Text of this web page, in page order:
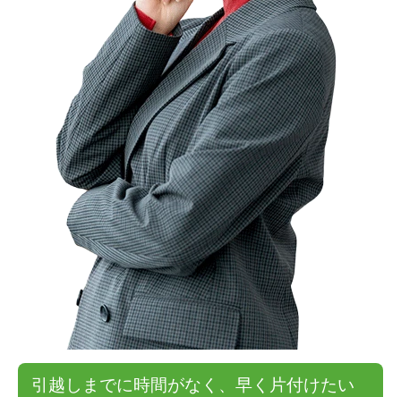
引越しまでに時間がなく、早く片付けたい